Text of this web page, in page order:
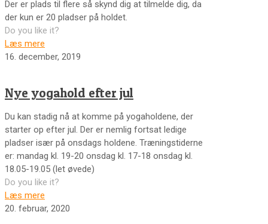
Der er plads til flere så skynd dig at tilmelde dig, da
der kun er 20 pladser på holdet.
Do you like it?
Læs mere
16. december, 2019
Nye yogahold efter jul
Du kan stadig nå at komme på yogaholdene, der
starter op efter jul. Der er nemlig fortsat ledige
pladser især på onsdags holdene. Træningstiderne
er: mandag kl. 19-20 onsdag kl. 17-18 onsdag kl.
18.05-19.05 (let øvede)
Do you like it?
Læs mere
20. februar, 2020